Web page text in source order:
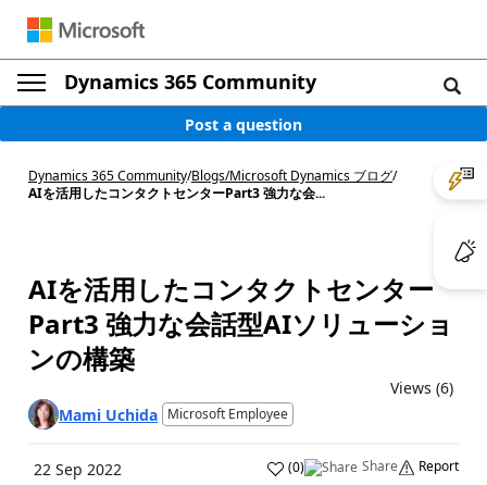
Dynamics 365 Community
Post a question
Dynamics 365 Community/Blogs/Microsoft Dynamics ブログ/
AIを活用したコンタクトセンターPart3 強力な会...
AIを活用したコンタクトセンター
Part3 強力な会話型AIソリューショ
ンの構築
Views (6)
Mami Uchida Microsoft Employee
22 Sep 2022 (0) Share Report